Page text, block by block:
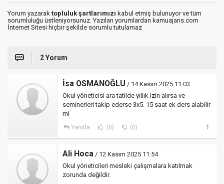
Yorum yazarak topluluk şartlarımızı kabul etmiş bulunuyor ve tüm
sorumluluğu üstleniyorsunuz. Yazılan yorumlardan kamuajans.com
İnternet Sitesi hiçbir şekilde sorumlu tutulamaz
2 Yorum
İsa OSMANOĞLU / 14 Kasım 2025 11:03
Okul yöneticisi ara tatilde yıllık izin alırsa ve
seminerleri takip ederse 3x5. 15 saat ek ders alabilir
mi
Yanıtla (0) (0)
Ali Hoca / 12 Kasım 2025 11:54
Okul yöneticileri mesleki çalışmalara katılmak
zorunda değildir.